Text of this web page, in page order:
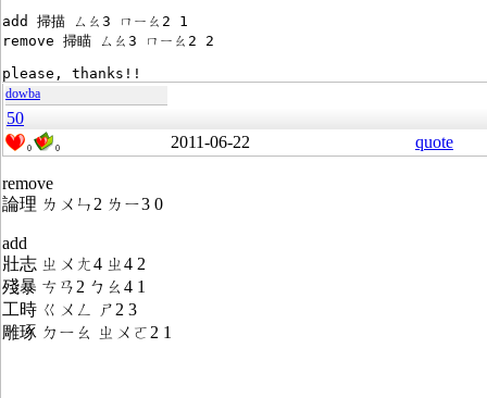
add 掃描 ㄙㄠ3 ㄇㄧㄠ2 1
remove 掃瞄 ㄙㄠ3 ㄇㄧㄠ2 2
please, thanks!!
dowba
50
0 0 2011-06-22 quote
remove
論理 ㄌㄨㄣ2 ㄌㄧ3 0
add
壯志 ㄓㄨㄤ4 ㄓ4 2
殘暴 ㄘㄢ2 ㄅㄠ4 1
工時 ㄍㄨㄥ ㄕ2 3
雕琢 ㄉㄧㄠ ㄓㄨㄛ2 1